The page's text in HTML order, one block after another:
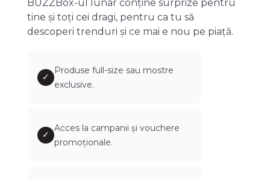
BUZZBox-ul lunar conține surprize pentru
tine și toți cei dragi, pentru ca tu să
descoperi trenduri și ce mai e nou pe piață.
✓
Produse full-size sau mostre
exclusive.
✓
Acces la campanii și vouchere
promoționale.